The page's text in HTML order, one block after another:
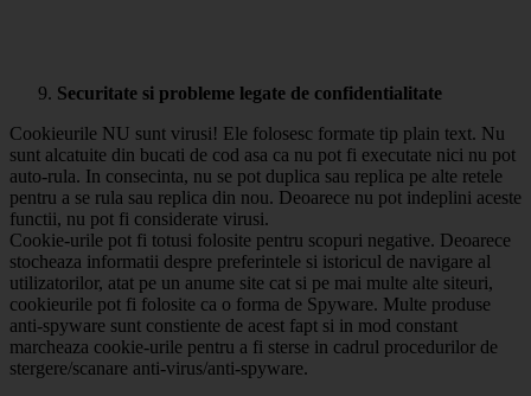
Securitate si probleme legate de confidentialitate
Cookieurile NU sunt virusi! Ele folosesc formate tip plain text. Nu
sunt alcatuite din bucati de cod asa ca nu pot fi executate nici nu pot
auto-rula. In consecinta, nu se pot duplica sau replica pe alte retele
pentru a se rula sau replica din nou. Deoarece nu pot indeplini aceste
functii, nu pot fi considerate virusi.
Cookie-urile pot fi totusi folosite pentru scopuri negative. Deoarece
stocheaza informatii despre preferintele si istoricul de navigare al
utilizatorilor, atat pe un anume site cat si pe mai multe alte siteuri,
cookieurile pot fi folosite ca o forma de Spyware. Multe produse
anti-spyware sunt constiente de acest fapt si in mod constant
marcheaza cookie-urile pentru a fi sterse in cadrul procedurilor de
stergere/scanare anti-virus/anti-spyware.